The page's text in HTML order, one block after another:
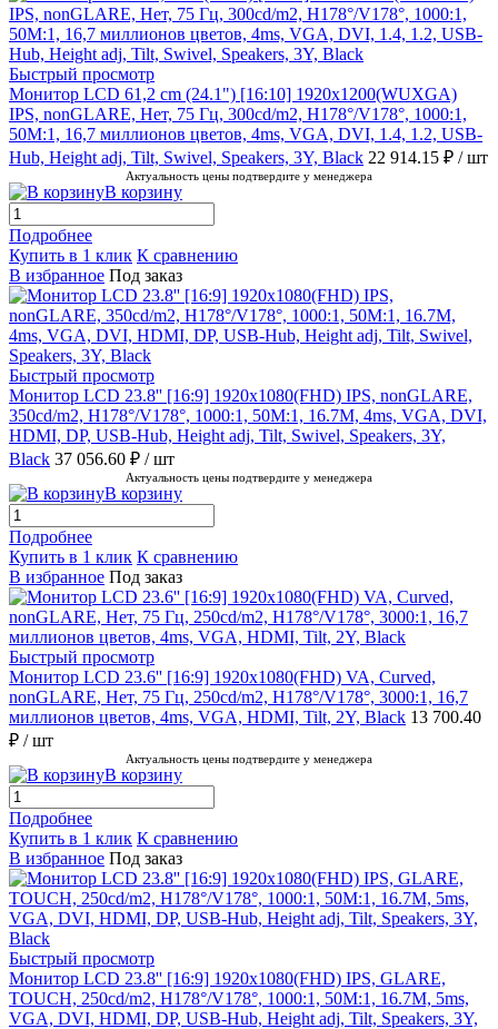
Быстрый просмотр
Монитор LCD 61,2 cm (24.1") [16:10] 1920х1200(WUXGA)
IPS, nonGLARE, Нет, 75 Гц, 300cd/m2, H178°/V178°, 1000:1,
50M:1, 16,7 миллионов цветов, 4ms, VGA, DVI, 1.4, 1.2, USB-
Hub, Height adj, Tilt, Swivel, Speakers, 3Y, Black 22 914.15 ₽ / шт
Актуальность цены подтвердите у менеджера
В корзину
Подробнее
Купить в 1 клик К сравнению
В избранное Под заказ
Быстрый просмотр
Монитор LCD 23.8'' [16:9] 1920х1080(FHD) IPS, nonGLARE,
350cd/m2, H178°/V178°, 1000:1, 50M:1, 16.7M, 4ms, VGA, DVI,
HDMI, DP, USB-Hub, Height adj, Tilt, Swivel, Speakers, 3Y,
Black 37 056.60 ₽ / шт
Актуальность цены подтвердите у менеджера
В корзину
Подробнее
Купить в 1 клик К сравнению
В избранное Под заказ
Быстрый просмотр
Монитор LCD 23.6'' [16:9] 1920х1080(FHD) VA, Curved,
nonGLARE, Нет, 75 Гц, 250cd/m2, H178°/V178°, 3000:1, 16,7
миллионов цветов, 4ms, VGA, HDMI, Tilt, 2Y, Black 13 700.40
₽ / шт
Актуальность цены подтвердите у менеджера
В корзину
Подробнее
Купить в 1 клик К сравнению
В избранное Под заказ
Быстрый просмотр
Монитор LCD 23.8'' [16:9] 1920х1080(FHD) IPS, GLARE,
TOUCH, 250cd/m2, H178°/V178°, 1000:1, 50M:1, 16.7M, 5ms,
VGA, DVI, HDMI, DP, USB-Hub, Height adj, Tilt, Speakers, 3Y,